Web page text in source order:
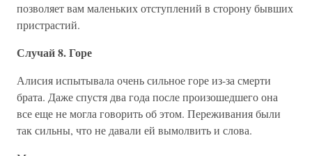
позволяет вам маленьких отступлений в сторону бывших
пристрастий.
Случай 8. Горе
Алисия испытывала очень сильное горе из-за смерти
брата. Даже спустя два года после произошедшего она
все еще не могла говорить об этом. Переживания были
так сильны, что не давали ей вымолвить и слова.